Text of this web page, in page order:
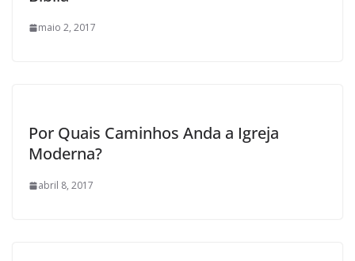
maio 2, 2017
Por Quais Caminhos Anda a Igreja
Moderna?
abril 8, 2017